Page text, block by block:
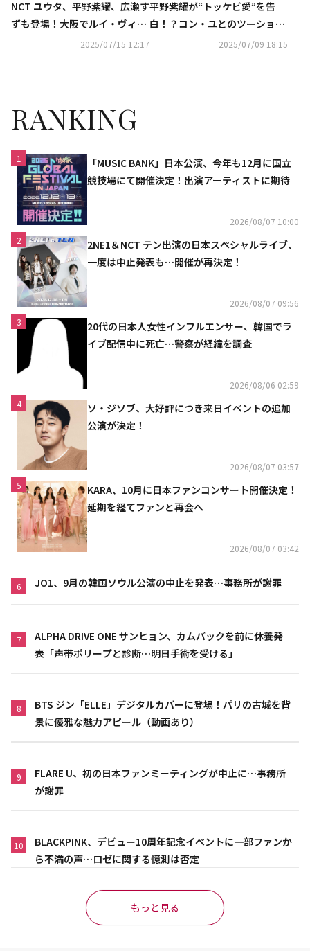
NCT ユウタ、平野紫耀、広瀬す
ずも登場！大阪でルイ・ヴィト
2025/07/15 12:17
平野紫耀が“トッケビ愛”を告
白！？コン・ユとのツーショッ
2025/07/09 18:15
RANKING
1
「MUSIC BANK」日本公演、今年も12月に国立
競技場にて開催決定！出演アーティストに期待
2026/08/07 10:00
2
2NE1＆NCT テン出演の日本スペシャルライブ、
一度は中止発表も…開催が再決定！
2026/08/07 09:56
3
20代の日本人女性インフルエンサー、韓国でラ
イブ配信中に死亡…警察が経緯を調査
2026/08/06 02:59
4
ソ・ジソブ、大好評につき来日イベントの追加
公演が決定！
2026/08/07 03:57
5
KARA、10月に日本ファンコンサート開催決定！
延期を経てファンと再会へ
2026/08/07 03:42
6 JO1、9月の韓国ソウル公演の中止を発表…事務所が謝罪
7
ALPHA DRIVE ONE サンヒョン、カムバックを前に休養発
表「声帯ポリープと診断…明日手術を受ける」
8
BTS ジン「ELLE」デジタルカバーに登場！パリの古城を背
景に優雅な魅力アピール（動画あり）
9
FLARE U、初の日本ファンミーティングが中止に…事務所
が謝罪
10
BLACKPINK、デビュー10周年記念イベントに一部ファンか
ら不満の声…ロゼに関する憶測は否定
もっと見る